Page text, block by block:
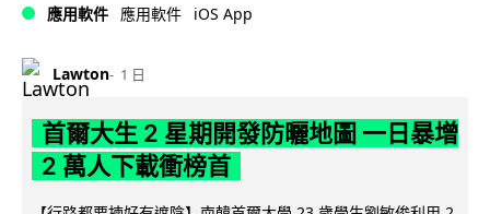
應用軟件 應用軟件 iOS App
Lawton 1 日
首爾大生 2 星期開發防曬地圖 一日暴增
2 萬人下載衝榜首